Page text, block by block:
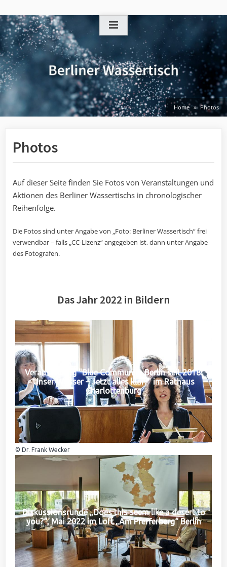
to
content
Home Photos
Photos
Auf dieser Seite finden Sie Fotos von Veranstaltungen und
Aktionen des Berliner Wassertischs in chronologischer
Reihenfolge.
Die Fotos sind unter Angabe von „Foto: Berliner Wassertisch“ frei
verwendbar – falls „CC-Lizenz“ angegeben ist, dann unter Angabe
des Fotografen.
Das Jahr 2022 in Bildern
Veranstaltung "Blue Community Berlin seit 2018:
Unser Wasser – Jetzt alles klar?" im Rathaus
Charlottenburg
© Dr. Frank Wecker
Diskussionsrunde „Does this seem like a desert to
you?“, Mai 2022 im Loft „Am Pfefferberg“ Berlin